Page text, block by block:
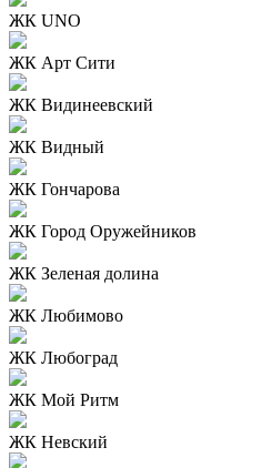
ЖК UNO
ЖК Арт Сити
ЖК Видинеевский
ЖК Видный
ЖК Гончарова
ЖК Город Оружейников
ЖК Зеленая долина
ЖК Любимово
ЖК Любоград
ЖК Мой Ритм
ЖК Невский